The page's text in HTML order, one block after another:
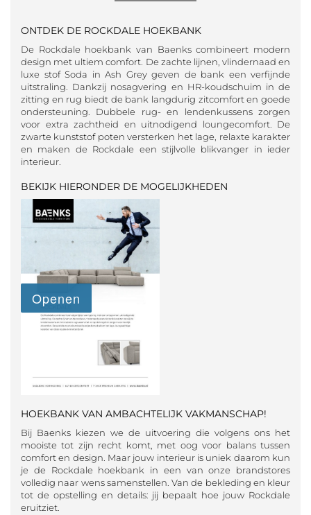
ONTDEK DE ROCKDALE HOEKBANK
De Rockdale hoekbank van Baenks combineert modern
design met ultiem comfort. De zachte lijnen, vlindernaad en
luxe stof Soda in Ash Grey geven de bank een verfijnde
uitstraling. Dankzij nosagvering en HR-koudschuim in de
zitting en rug biedt de bank langdurig zitcomfort en goede
ondersteuning. Dubbele rug- en lendenkussens zorgen
voor extra zachtheid en uitnodigend loungecomfort. De
zwarte kunststof poten versterken het lage, relaxte karakter
en maken de Rockdale een stijlvolle blikvanger in ieder
interieur.
BEKIJK HIERONDER DE MOGELIJKHEDEN
HOEKBANK VAN AMBACHTELIJK VAKMANSCHAP!
Bij Baenks kiezen we de uitvoering die volgens ons het
mooiste tot zijn recht komt, met oog voor balans tussen
comfort en design. Maar jouw interieur is uniek daarom kun
je de Rockdale hoekbank in een van onze brandstores
volledig naar wens samenstellen. Van de bekleding en kleur
tot de opstelling en details: jij bepaalt hoe jouw Rockdale
eruitziet.